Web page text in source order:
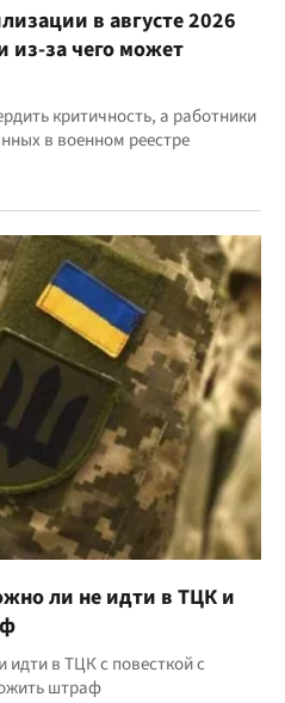
в августе 2026
из-за чего может
критичность, а работники
в военном реестре
ли не идти в ТЦК и
в ТЦК с повесткой с
штраф